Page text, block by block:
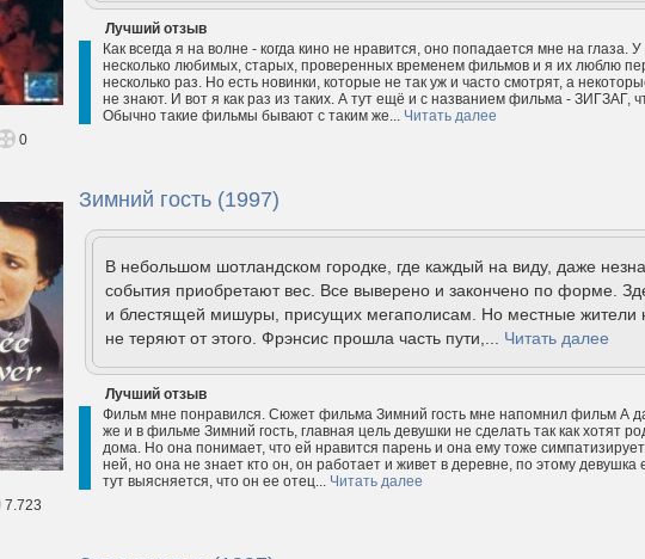
Лучший отзыв
Как всегда я на волне - когда кино не нравится, оно попадается мне на глаза.
несколько любимых, старых, проверенных временем фильмов и я их люблю
несколько раз. Но есть новинки, которые не так уж и часто смотрят, а
не знают. И вот я как раз из таких. А тут ещё и с названием фильма - ЗИГЗАГ,
Обычно такие фильмы бывают с таким же... Читать далее
0
Зимний гость (1997)
В небольшом шотландском городке, где каждый на виду, даже
события приобретают вес. Все выверено и закончено по форме.
и блестящей мишуры, присущих мегаполисам. Но местные жители
не теряют от этого. Фрэнсис прошла часть пути,... Читать далее
Лучший отзыв
Фильм мне понравился. Сюжет фильма Зимний гость мне напомнил фильм А
же и в фильме Зимний гость, главная цель девушки не сделать так как хотят
дома. Но она понимает, что ей нравится парень и она ему тоже
ней, но она не знает кто он, он работает и живет в деревне, по этому девушка
тут выясняется, что он ее отец... Читать далее
7.723